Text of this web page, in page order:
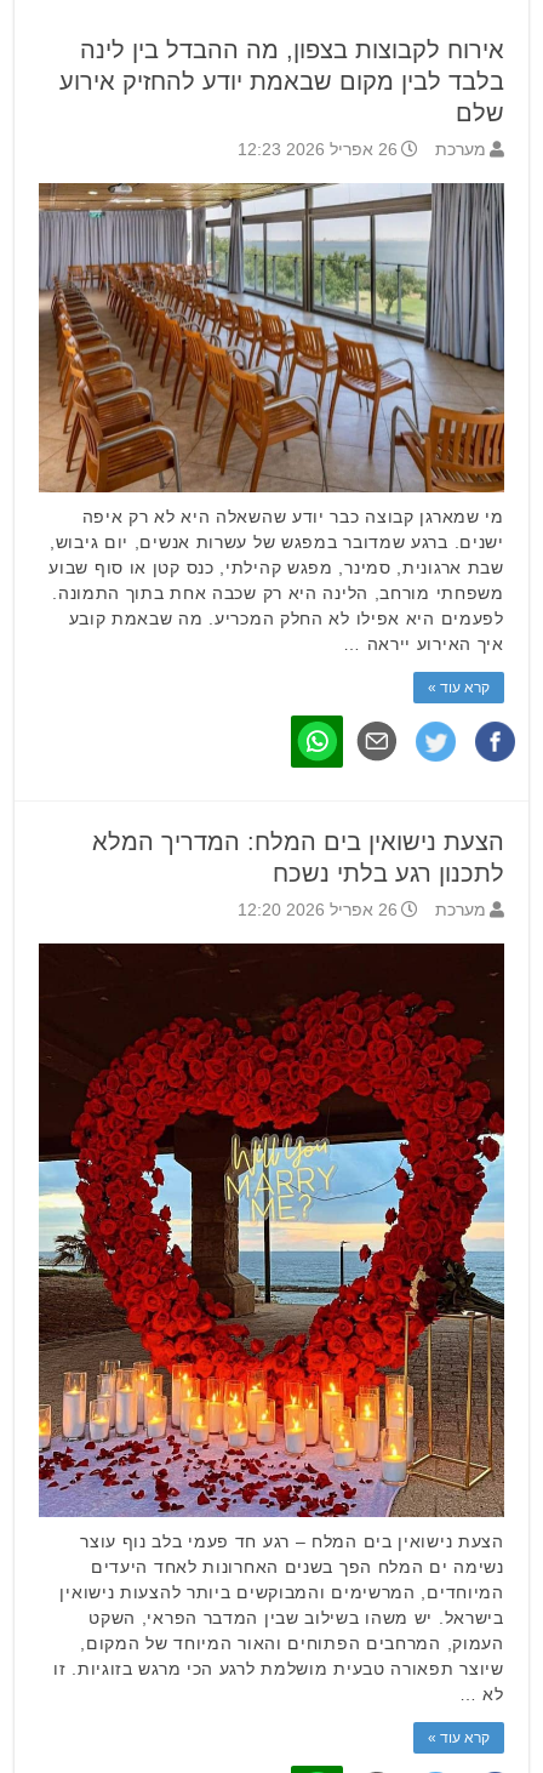
אירוח לקבוצות בצפון, מה ההבדל בין לינה
בלבד לבין מקום שבאמת יודע להחזיק אירוע
שלם
מערכת 26 אפריל 2026 12:23
מי שמארגן קבוצה כבר יודע שהשאלה היא לא רק איפה
ישנים. ברגע שמדובר במפגש של עשרות אנשים, יום גיבוש,
שבת ארגונית, סמינר, מפגש קהילתי, כנס קטן או סוף שבוע
משפחתי מורחב, הלינה היא רק שכבה אחת בתוך התמונה.
לפעמים היא אפילו לא החלק המכריע. מה שבאמת קובע
איך האירוע ייראה …
קרא עוד »
הצעת נישואין בים המלח: המדריך המלא
לתכנון רגע בלתי נשכח
מערכת 26 אפריל 2026 12:20
הצעת נישואין בים המלח – רגע חד פעמי בלב נוף עוצר
נשימה ים המלח הפך בשנים האחרונות לאחד היעדים
המיוחדים, המרשימים והמבוקשים ביותר להצעות נישואין
בישראל. יש משהו בשילוב שבין המדבר הפראי, השקט
העמוק, המרחבים הפתוחים והאור המיוחד של המקום,
שיוצר תפאורה טבעית מושלמת לרגע הכי מרגש בזוגיות. זו
לא …
קרא עוד »